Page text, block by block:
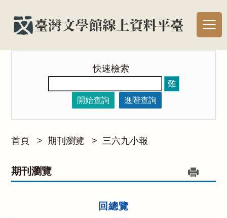
快速檢索
難
開始查詢
進階查詢
首頁 > 期刊瀏覽 > 三六九小報
期刊瀏覽
回總覽